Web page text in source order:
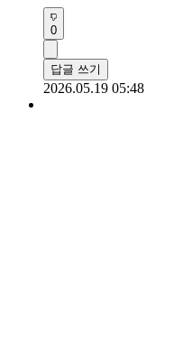
0
답글 쓰기
2026.05.19 05:48